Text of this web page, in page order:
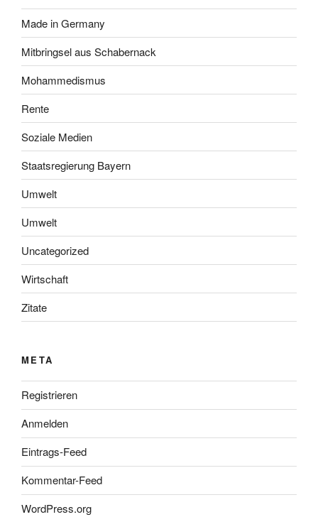
Made in Germany
Mitbringsel aus Schabernack
Mohammedismus
Rente
Soziale Medien
Staatsregierung Bayern
Umwelt
Umwelt
Uncategorized
Wirtschaft
Zitate
META
Registrieren
Anmelden
Eintrags-Feed
Kommentar-Feed
WordPress.org